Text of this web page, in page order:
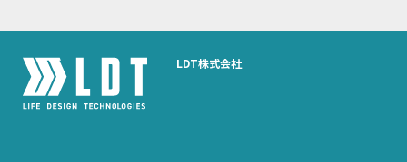
LDT株式会社